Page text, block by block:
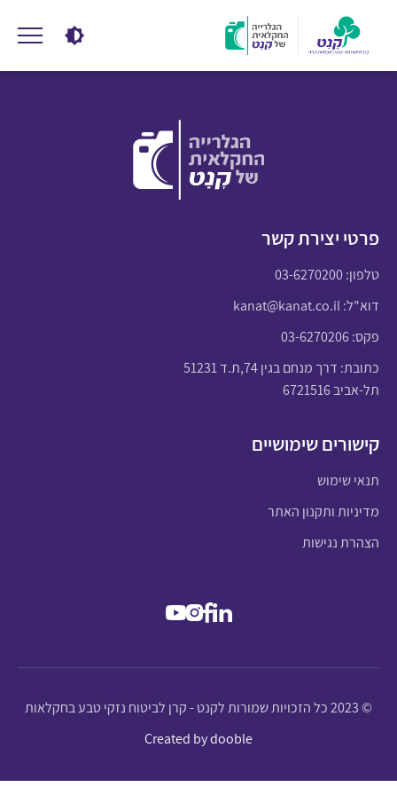
פרטי יצירת קשר
טלפון:03-6270200
דוא"ל:kanat@kanat.co.il
פקס: 03-6270206
כתובת: דרך מנחם בגין 74,ת.ד 51231
תל-אביב 6721516
קישורים שימושיים
תנאי שימוש
מדיניות ותקנון האתר
הצהרת נגישות
© 2023 כל הזכויות שמורות לקנט - קרן לביטוח נזקי טבע בחקלאות
Created by dooble